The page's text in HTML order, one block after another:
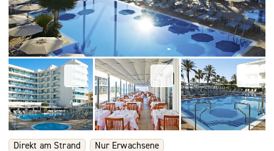
Direkt am Strand
Nur Erwachsene